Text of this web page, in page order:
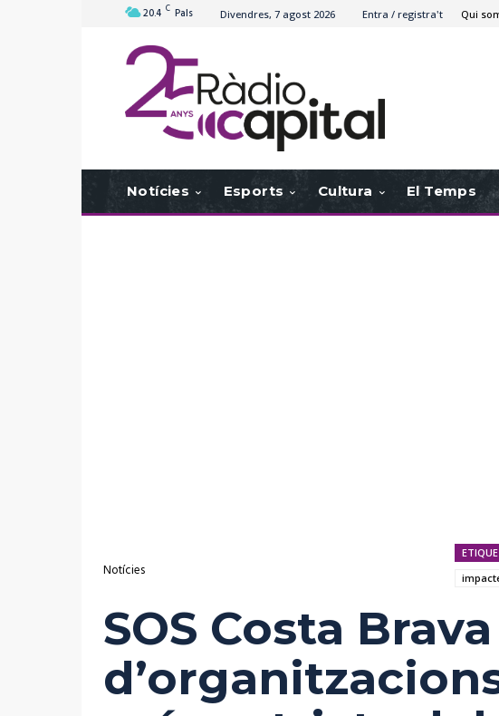
20.4 C Pals Divendres, 7 agost 2026 Entra / registra't Qui
Notícies Esports Cultura El Temps
Notícies
SOS Costa